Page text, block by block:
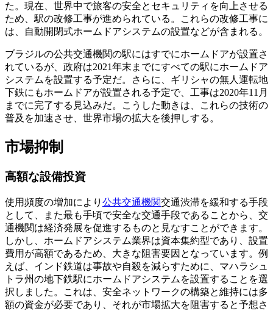
た。現在、世界中で旅客の安全とセキュリティを向上させる
ため、駅の改修工事が進められている。これらの改修工事に
は、自動開閉式ホームドアシステムの設置などが含まれる。
ブラジルの公共交通機関の駅にはすでにホームドアが設置さ
れているが、政府は2021年末までにすべての駅にホームドア
システムを設置する予定だ。さらに、ギリシャの無人運転地
下鉄にもホームドアが設置される予定で、工事は2020年11月
までに完了する見込みだ。こうした動きは、これらの技術の
普及を加速させ、世界市場の拡大を後押しする。
市場抑制
高額な設備投資
使用頻度の増加により 公共交通機関交通渋滞を緩和する手段
として、また最も手頃で安全な交通手段であることから、交
通機関は経済発展を促進するものと見なすことができます。
しかし、ホームドアシステム業界は資本集約型であり、設置
費用が高額であるため、大きな阻害要因となっています。例
えば、インド鉄道は事故や自殺を減らすために、マハラシュ
トラ州の地下鉄駅にホームドアシステムを設置することを選
択しました。これは、安全ネットワークの構築と維持には多
額の資金が必要であり、それが市場拡大を阻害すると予想さ